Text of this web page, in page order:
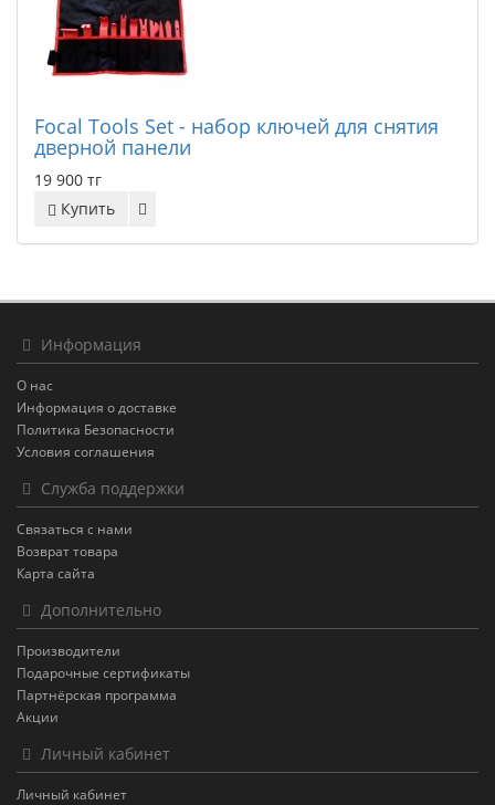
Focal Tools Set - набор ключей для снятия
дверной панели
19 900 тг
Купить
Информация
О нас
Информация о доставке
Политика Безопасности
Условия соглашения
Служба поддержки
Связаться с нами
Возврат товара
Карта сайта
Дополнительно
Производители
Подарочные сертификаты
Партнёрская программа
Акции
Личный кабинет
Личный кабинет